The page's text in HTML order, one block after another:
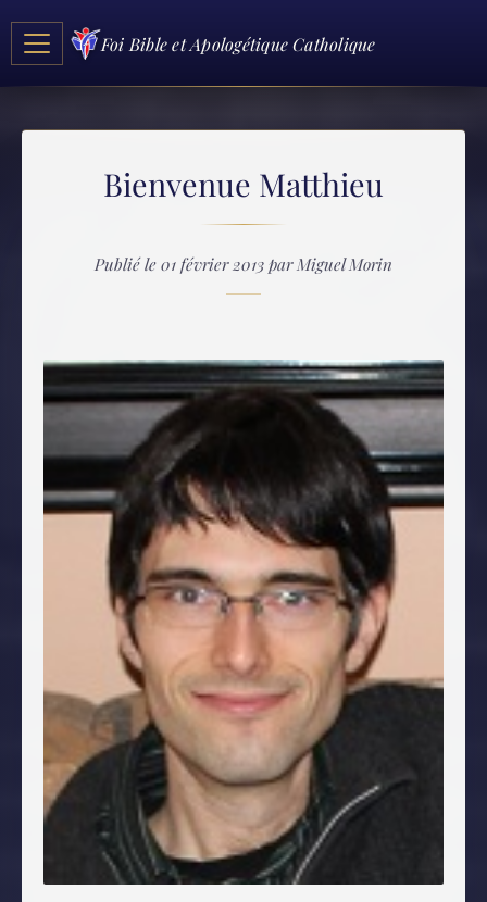
Foi Bible et Apologétique Catholique
Bienvenue Matthieu
Publié le 01 février 2013 par Miguel Morin